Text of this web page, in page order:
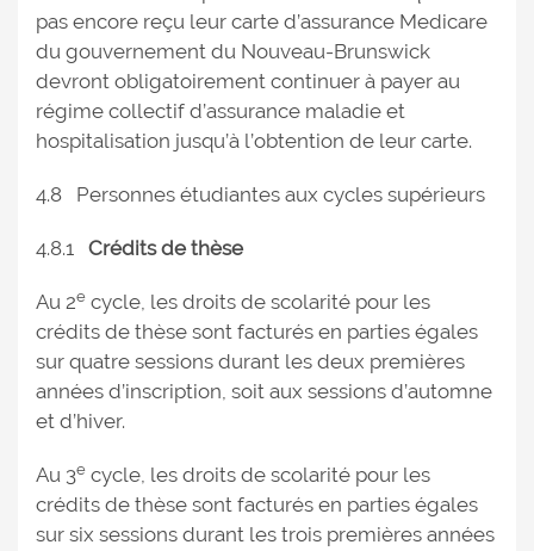
pas encore reçu leur carte d’assurance Medicare
du gouvernement du Nouveau-Brunswick
devront obligatoirement continuer à payer au
régime collectif d’assurance maladie et
hospitalisation jusqu’à l’obtention de leur carte.
4.8 Personnes étudiantes aux cycles supérieurs
4.8.1 Crédits de thèse
Au 2e cycle, les droits de scolarité pour les
crédits de thèse sont facturés en parties égales
sur quatre sessions durant les deux premières
années d’inscription, soit aux sessions d’automne
et d’hiver.
Au 3e cycle, les droits de scolarité pour les
crédits de thèse sont facturés en parties égales
sur six sessions durant les trois premières années